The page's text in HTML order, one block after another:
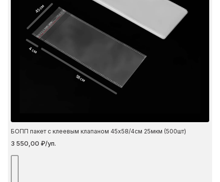
45 см
4 см
58 см
БОПП пакет с клеевым клапаном 45х58/4см 25мкм (500шт)
3 550,00 ₽/уп.